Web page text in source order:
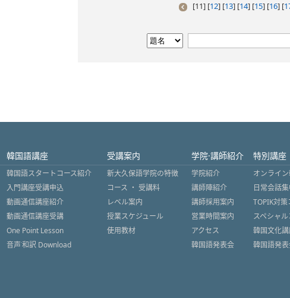
[11] [12] [13] [14] [15] [16] [
韓国語講座
韓国語スタートコース紹介
入門講座受講申込
動画通信講座紹介
動画通信講座受講
One Point Lesson
音声˙和訳 Download
受講案内
新大久保語学院の特徴
コース ・ 受講料
レベル案内
授業スケジュール
使用教材
学院·講師紹介
学院紹介
講師陣紹介
講師採用案内
営業時間案内
アクセス
韓国語発表会
特別講座
オンライ
日常会話
TOPIK対策
スペシャル
韓国文化
韓国語発